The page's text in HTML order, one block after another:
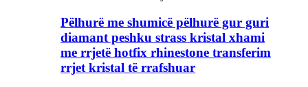
Pëlhurë me shumicë pëlhurë gur guri
diamant peshku strass kristal xhami
me rrjetë hotfix rhinestone transferim
rrjet kristal të rrafshuar